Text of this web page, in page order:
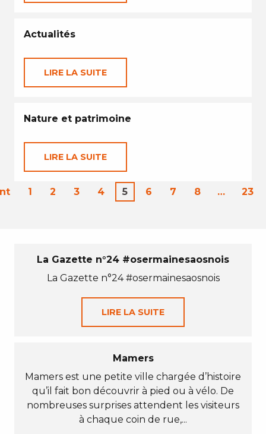
Actualités
LIRE LA SUITE
Nature et patrimoine
LIRE LA SUITE
1 2 3 4 5 6 7 8 … 23
La Gazette n°24 #osermainesaosnois
La Gazette n°24 #osermainesaosnois
LIRE LA SUITE
Mamers
Mamers est une petite ville chargée d’histoire
qu’il fait bon découvrir à pied ou à vélo. De
nombreuses surprises attendent les visiteurs
à chaque coin de rue,...